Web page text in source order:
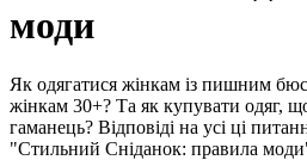
моди
Як одягатися жінкам із пишним
жінкам 30+? Та як купувати одяг,
гаманець? Відповіді на усі ці
"Стильний Сніданок: правила